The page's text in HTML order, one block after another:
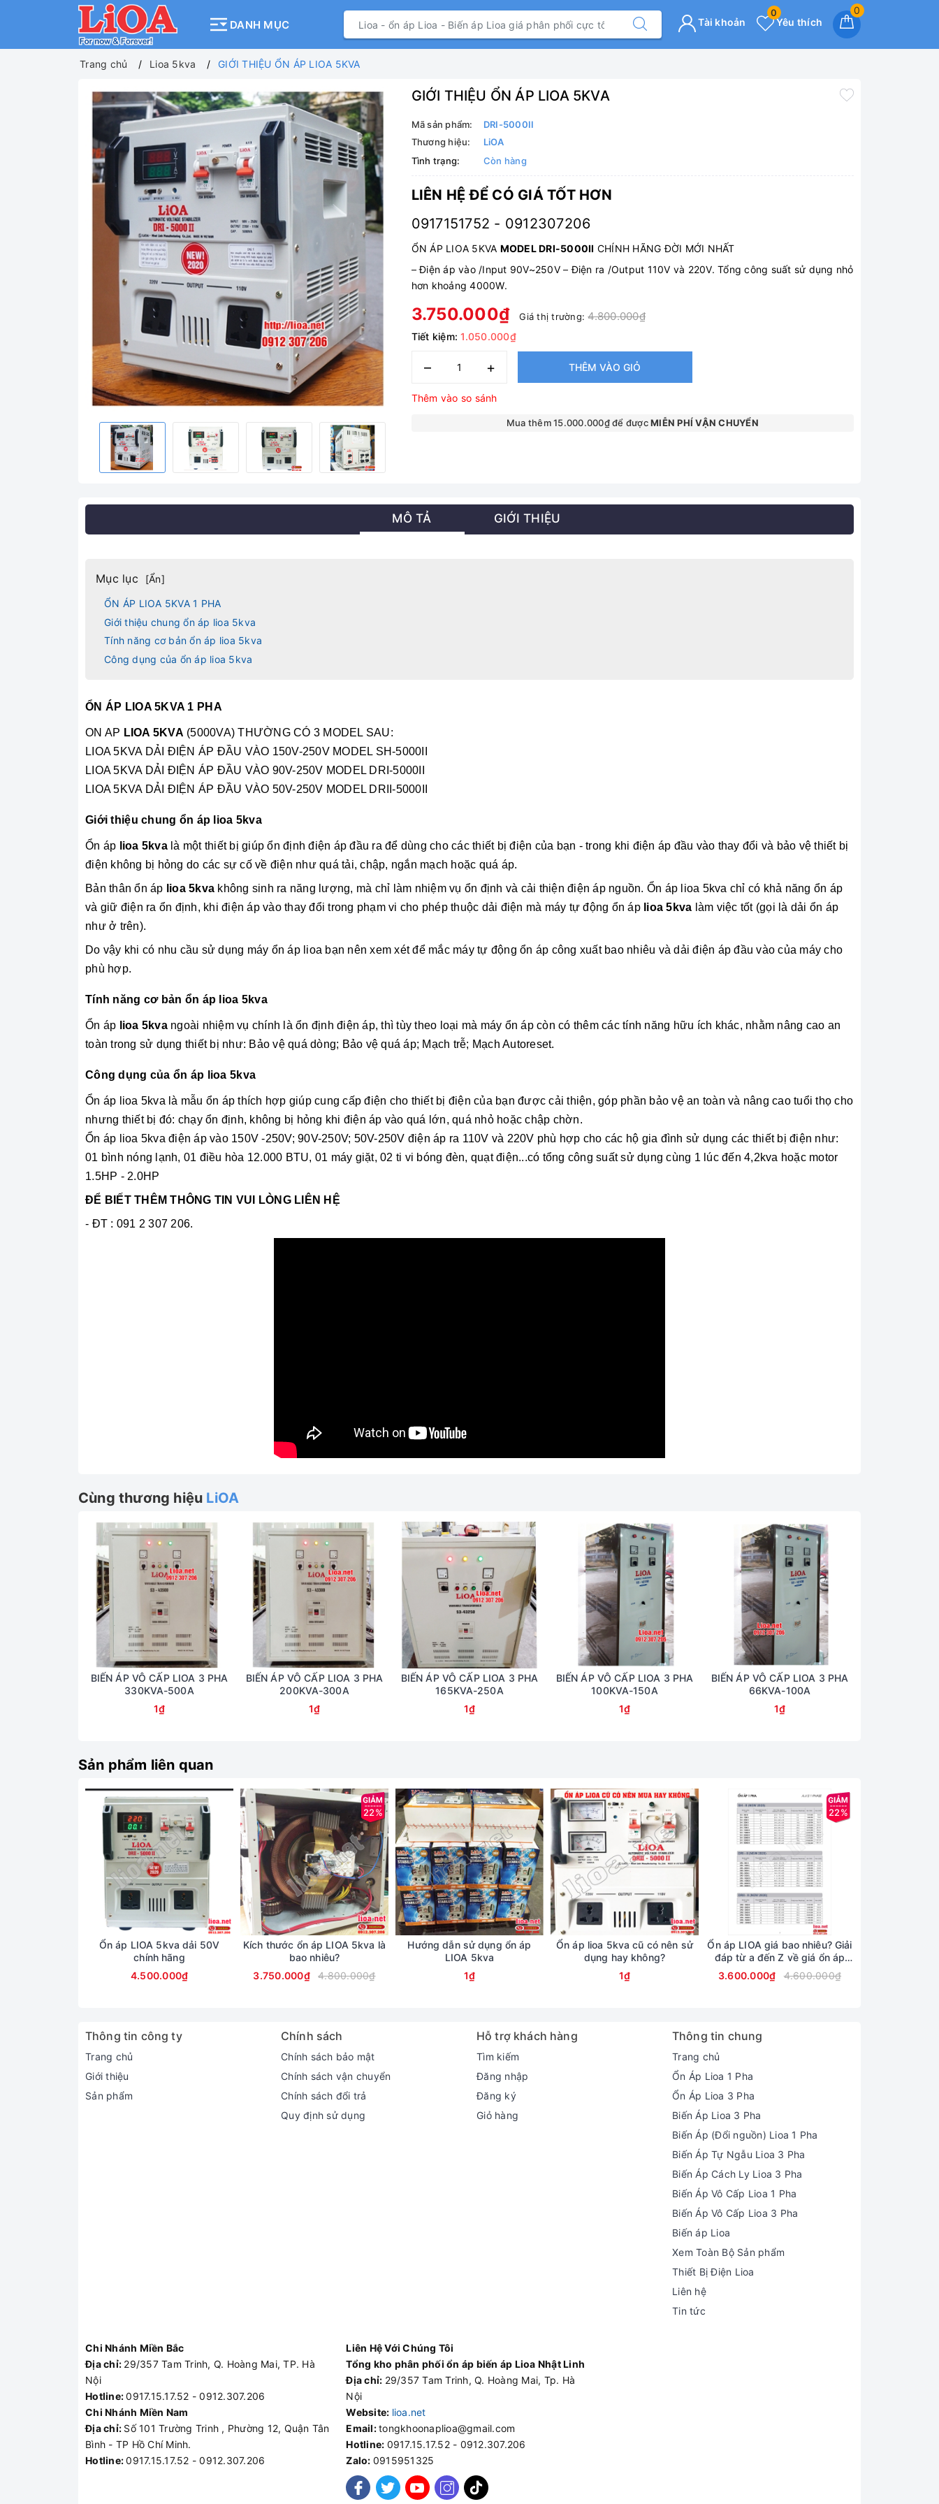
DANH MỤC
0
Yêu thích
0
Tài khoản
Trang chủ Lioa 5kva GIỚI THIỆU ỔN ÁP LIOA 5KVA
GIỚI THIỆU ỔN ÁP LIOA 5KVA
Mã sản phẩm:
DRI-5000II
Thương hiệu:
LiOA
Tình trạng:
Còn hàng
LIÊN HỆ ĐỂ CÓ GIÁ TỐT HƠN
0917151752 - 0912307206
ỔN ÁP LIOA 5KVA MODEL DRI-5000II CHÍNH HÃNG ĐỜI MỚI NHẤT
–Điện áp vào /Input 90V~250V–Điện ra /Output 110V và 220V. Tổng công suất sử dụng nhỏ
hơn khoảng 4000W.
3.750.000₫ Giá thị trường:4.800.000₫
Tiết kiệm:1.050.000₫
– + THÊM VÀO GIỎ
Thêm vào so sánh
Mua thêm 15.000.000₫ để đượcMIỄN PHÍ VẬN CHUYỂN
MÔ TẢ GIỚI THIỆU
Mục lục [Ẩn]
ỔN ÁP LIOA 5KVA 1 PHA
Giới thiệu chung ổn áp lioa 5kva
Tính năng cơ bản ổn áp lioa 5kva
Công dụng của ổn áp lioa 5kva
ỔN ÁP LIOA 5KVA 1 PHA
ON AP LIOA 5KVA (5000VA) THƯỜNG CÓ 3 MODEL SAU:
LIOA 5KVA DẢI ĐIỆN ÁP ĐẦU VÀO 150V-250V MODEL SH-5000II
LIOA 5KVA DẢI ĐIỆN ÁP ĐẦU VÀO 90V-250V MODEL DRI-5000II
LIOA 5KVA DẢI ĐIỆN ÁP ĐẦU VÀO 50V-250V MODEL DRII-5000II
Giới thiệu chung ổn áp lioa 5kva
Ổn áp lioa 5kvalà một thiết bị giúp ổn định điện áp đầu ra để dùng cho các thiết bị điện của bạn - trong khi điện áp đầu vào thay đổi và bảo vệ thiết bị
điện không bị hỏng do các sự cố về điện như quá tải, chập, ngắn mạch hoặc quá áp.
Bản thân ổn áp lioa 5kva không sinh ra năng lượng, mà chỉ làm nhiệm vụ ổn định và cải thiện điện áp nguồn. Ổn áp lioa 5kva chỉ có khả năng ổn áp
và giữ điện ra ổn định, khi điện áp vào thay đổi trong phạm vi cho phép thuộc dải điện mà máy tự động ổn áplioa 5kva làm việc tốt (gọi là dải ổn áp
như ở trên).
Do vậy khi có nhu cầu sử dụng máy ổn áp lioa bạn nên xem xét để mắc máy tự động ổn áp công xuất bao nhiêu và dải điện áp đầu vào của máy cho
phù hợp.
Tính năng cơ bản ổn áp lioa 5kva
Ổn áp lioa 5kvangoài nhiệm vụ chính là ổn định điện áp, thì tùy theo loại mà máy ổn áp còn có thêm các tính năng hữu ích khác, nhằm nâng cao an
toàn trong sử dụng thiết bị như: Bảo vệ quá dòng; Bảo vệ quá áp; Mạch trễ; Mạch Autoreset.
Công dụng của ổn áp lioa 5kva
Ổn áp lioa 5kva là mẫu ổn áp thích hợp giúp cung cấp điện cho thiết bị điện của bạn được cải thiện, góp phần bảo vệ an toàn và nâng cao tuổi thọ cho
nhưng thiết bị đó: chạy ổn định, không bị hỏng khi điện áp vào quá lớn, quá nhỏ hoặc chập chờn.
Ổn áp lioa 5kva điện áp vào 150V -250V; 90V-250V; 50V-250V điện áp ra 110V và 220V phù hợp cho các hộ gia đình sử dụng các thiết bị điện như:
01 bình nóng lạnh, 01 điều hòa 12.000 BTU, 01 máy giặt, 02 ti vi bóng đèn, quạt điện...có tổng công suất sử dụng cùng 1 lúc đến 4,2kva hoặc motor
1.5HP - 2.0HP
ĐỂ BIẾT THÊM THÔNG TIN VUI LÒNG LIÊN HỆ
- ĐT : 091 2 307 206.
Cùng thương hiệu LiOA
BIẾN ÁP VÔ CẤP LIOA 3 PHA
330KVA-500A
1₫
BIẾN ÁP VÔ CẤP LIOA 3 PHA
200KVA-300A
1₫
BIẾN ÁP VÔ CẤP LIOA 3 PHA
165KVA-250A
1₫
BIẾN ÁP VÔ CẤP LIOA 3 PHA
100KVA-150A
1₫
BIẾN ÁP VÔ CẤP LIOA 3 PHA
66KVA-100A
1₫
Sản phẩm liên quan
Ổn áp LIOA 5kva dải 50V
chính hãng
4.500.000₫
22%
Kích thước ổn áp LIOA 5kva là
bao nhiêu?
3.750.000₫
4.800.000₫
Hướng dẫn sử dụng ổn áp
LIOA 5kva
1₫
Ổn áp lioa 5kva cũ có nên sử
dụng hay không?
1₫
22%
Ổn áp LIOA giá bao nhiêu? Giải
đáp từ a đến Z về giá ổn áp
LIOA
3.600.000₫ 4.600.000₫
Thông tin công ty
Trang chủ
Giới thiệu
Sản phẩm
Chính sách
Chính sách bảo mật
Chính sách vận chuyển
Chính sách đổi trả
Quy định sử dụng
Hỗ trợ khách hàng
Tìm kiếm
Đăng nhập
Đăng ký
Giỏ hàng
Thông tin chung
Trang chủ
Ổn Áp Lioa 1 Pha
Ổn Áp Lioa 3 Pha
Biến Áp Lioa 3 Pha
Biến Áp (Đổi nguồn) Lioa 1 Pha
Biến Áp Tự Ngẫu Lioa 3 Pha
Biến Áp Cách Ly Lioa 3 Pha
Biến Áp Vô Cấp Lioa 1 Pha
Biến Áp Vô Cấp Lioa 3 Pha
Biến áp Lioa
Xem Toàn Bộ Sản phẩm
Thiết Bị Điện Lioa
Liên hệ
Tin tức
Chi Nhánh Miền Bắc
Địa chỉ: 29/357 Tam Trinh, Q. Hoàng Mai, TP. Hà
Nội
Hotline:0917.15.17.52 - 0912.307.206
Chi Nhánh Miền Nam
Địa chỉ: Số 101 Trường Trinh , Phường 12, Quận Tân
Bình - TP Hồ Chí Minh.
Hotline:0917.15.17.52 - 0912.307.206
Liên Hệ Với Chúng Tôi
Tổng kho phân phối ổn áp biến áp Lioa Nhật Linh
Địa chỉ: 29/357 Tam Trinh, Q. Hoàng Mai, Tp. Hà
Nội
Website: lioa.net
Email:tongkhoonaplioa@gmail.com
Hotline: 0917.15.17.52 - 0912.307.206
Zalo: 0915951325